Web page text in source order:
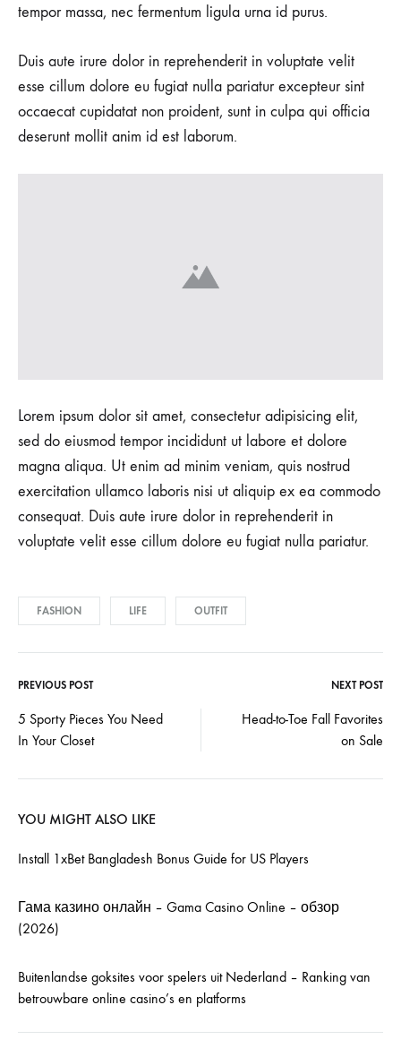
tempor massa, nec fermentum ligula urna id purus.
Duis aute irure dolor in reprehenderit in voluptate velit
esse cillum dolore eu fugiat nulla pariatur excepteur sint
occaecat cupidatat non proident, sunt in culpa qui officia
deserunt mollit anim id est laborum.
Lorem ipsum dolor sit amet, consectetur adipisicing elit,
sed do eiusmod tempor incididunt ut labore et dolore
magna aliqua. Ut enim ad minim veniam, quis nostrud
exercitation ullamco laboris nisi ut aliquip ex ea commodo
consequat. Duis aute irure dolor in reprehenderit in
voluptate velit esse cillum dolore eu fugiat nulla pariatur.
FASHION LIFE OUTFIT
Post
PREVIOUS POST NEXT POST
5 Sporty Pieces You Need
In Your Closet
Head-to-Toe Fall Favorites
on Sale
YOU MIGHT ALSO LIKE
Install 1xBet Bangladesh Bonus Guide for US Players
Гама казино онлайн – Gama Casino Online – обзор
(2026)
Buitenlandse goksites voor spelers uit Nederland – Ranking van
betrouwbare online casino’s en platforms